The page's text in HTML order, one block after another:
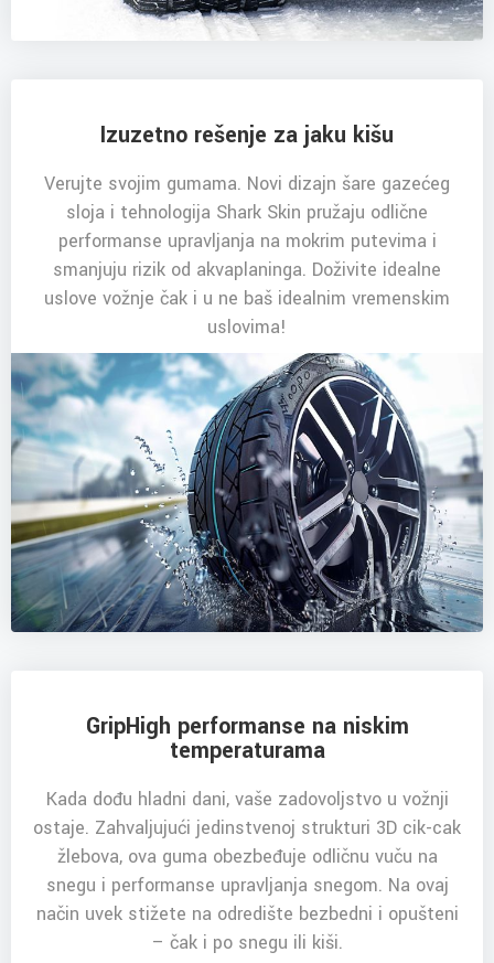
Izuzetno rešenje za jaku kišu
Verujte svojim gumama. Novi dizajn šare gazećeg
sloja i tehnologija Shark Skin pružaju odlične
performanse upravljanja na mokrim putevima i
smanjuju rizik od akvaplaninga. Doživite idealne
uslove vožnje čak i u ne baš idealnim vremenskim
uslovima!
GripHigh performanse na niskim
temperaturama
Kada dođu hladni dani, vaše zadovoljstvo u vožnji
ostaje. Zahvaljujući jedinstvenoj strukturi 3D cik-cak
žlebova, ova guma obezbeđuje odličnu vuču na
snegu i performanse upravljanja snegom. Na ovaj
način uvek stižete na odredište bezbedni i opušteni
– čak i po snegu ili kiši.